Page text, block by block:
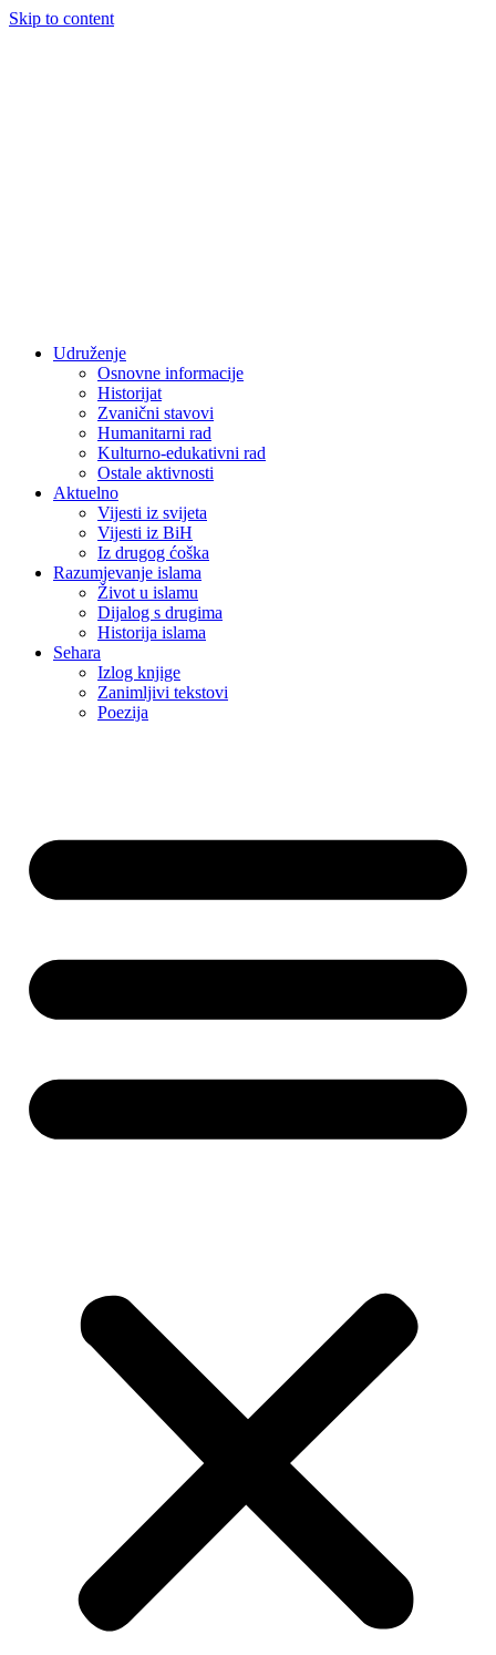
Skip to content
Udruženje
Osnovne informacije
Historijat
Zvanični stavovi
Humanitarni rad
Kulturno-edukativni rad
Ostale aktivnosti
Aktuelno
Vijesti iz svijeta
Vijesti iz BiH
Iz drugog ćoška
Razumjevanje islama
Život u islamu
Dijalog s drugima
Historija islama
Sehara
Izlog knjige
Zanimljivi tekstovi
Poezija